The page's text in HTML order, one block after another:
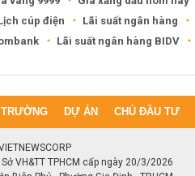
cúp điện Lãi suất ngân hàng
Lãi suất ngân hàng BIDV
DỰ ÁN CHỦ ĐẦU TƯ
VH&TT TPHCM cấp ngày 20/3/2026